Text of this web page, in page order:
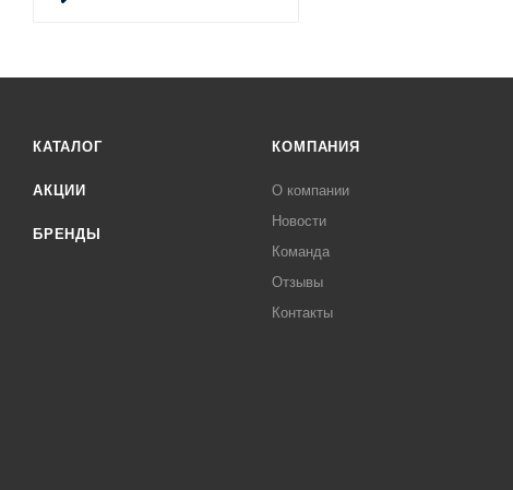
КАТАЛОГ
АКЦИИ
БРЕНДЫ
КОМПАНИЯ
О компании
Новости
Команда
Отзывы
Контакты